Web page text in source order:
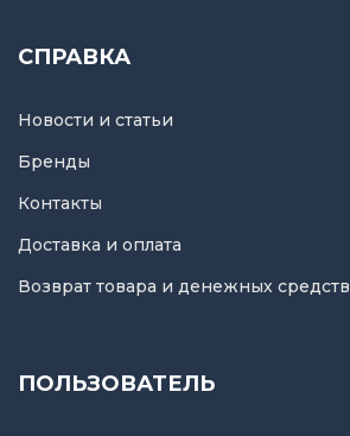
СПРАВКА
Новости и статьи
Бренды
Контакты
Доставка и оплата
Возврат товара и денежных средств
ПОЛЬЗОВАТЕЛЬ